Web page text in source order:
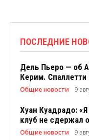
ПОСЛЕДНИЕ
Дель Пьеро — об
Керим. Спаллетти
Общие новости 9
Хуан Куадрадо:
клуб не сдержал
Общие новости 9